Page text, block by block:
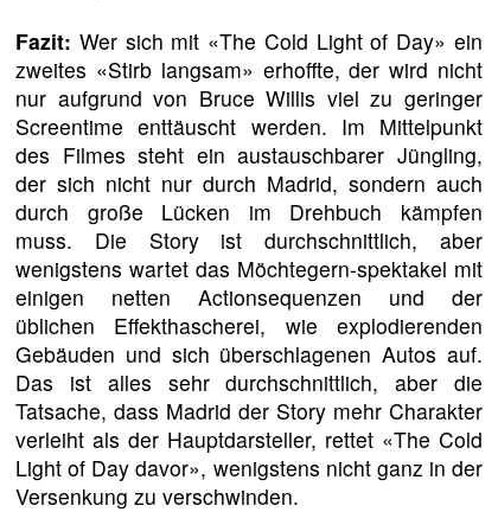
Fazit: Wer sich mit «The Cold Light of Day» ein
zweites «Stirb langsam» erhoffte, der wird nicht
nur aufgrund von Bruce Willis viel zu geringer
Screentime enttäuscht werden. Im Mittelpunkt
des Filmes steht ein austauschbarer Jüngling,
der sich nicht nur durch Madrid, sondern auch
durch große Lücken im Drehbuch kämpfen
muss. Die Story ist durchschnittlich, aber
wenigstens wartet das Möchtegern-spektakel mit
einigen netten Actionsequenzen und der
üblichen Effekthascherei, wie explodierenden
Gebäuden und sich überschlagenen Autos auf.
Das ist alles sehr durchschnittlich, aber die
Tatsache, dass Madrid der Story mehr Charakter
verleiht als der Hauptdarsteller, rettet «The Cold
Light of Day davor», wenigstens nicht ganz in der
Versenkung zu verschwinden.